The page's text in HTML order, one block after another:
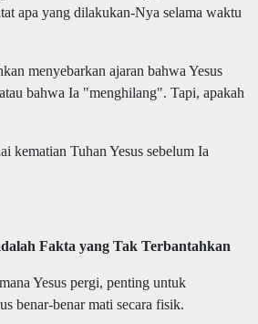
apa yang dilakukan-Nya selama waktu
menyebarkan ajaran bahwa Yesus
bahwa Ia "menghilang". Tapi, apakah
kematian Tuhan Yesus sebelum Ia
Fakta yang Tak Terbantahkan
Yesus pergi, penting untuk
benar-benar mati secara fisik.